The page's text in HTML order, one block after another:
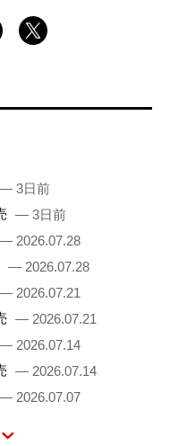
— 3日前
— 3日前
— 2026.07.28
— 2026.07.28
— 2026.07.21
— 2026.07.21
— 2026.07.14
— 2026.07.14
— 2026.07.07